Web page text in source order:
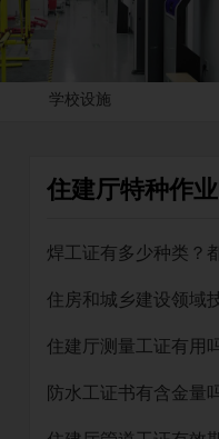
学校设施
住建厅特种作业